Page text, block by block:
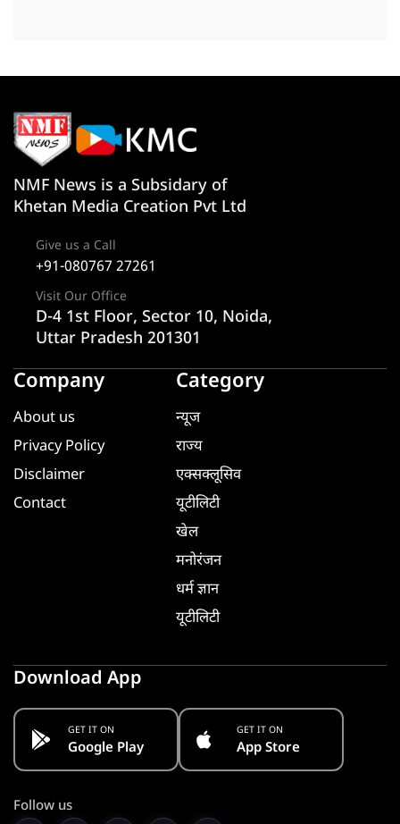
NMF News is a Subsidary of
Khetan Media Creation Pvt Ltd
Give us a Call
+91-080767 27261
Visit Our Office
D-4 1st Floor, Sector 10, Noida,
Uttar Pradesh 201301
Company
About us
Privacy Policy
Disclaimer
Contact
Category
न्यूज
राज्य
एक्सक्लूसिव
यूटीलिटी
खेल
मनोरंजन
धर्म ज्ञान
यूटीलिटी
Download App
GET IT ON
Google Play
GET IT ON
App Store
Follow us